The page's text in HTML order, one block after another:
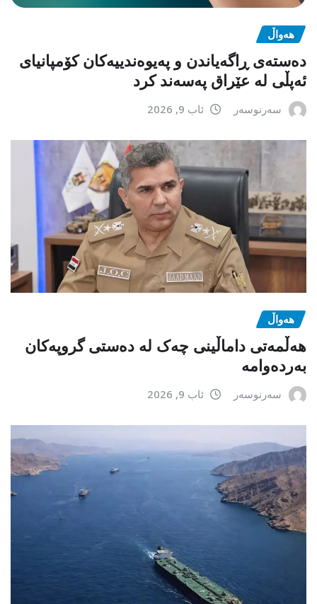
هەواڵ
دەستەی ڕاگەیاندن و پەیوەندییەکان کۆمپانیای
ئەپڵی لە عێراق پەسەند کرد
سەرنوسەر ئاب 9, 2026
هەواڵ
هەڵمەتی داماڵینی چەک لە دەستی گروپەکان
بەردەوامە
سەرنوسەر ئاب 9, 2026